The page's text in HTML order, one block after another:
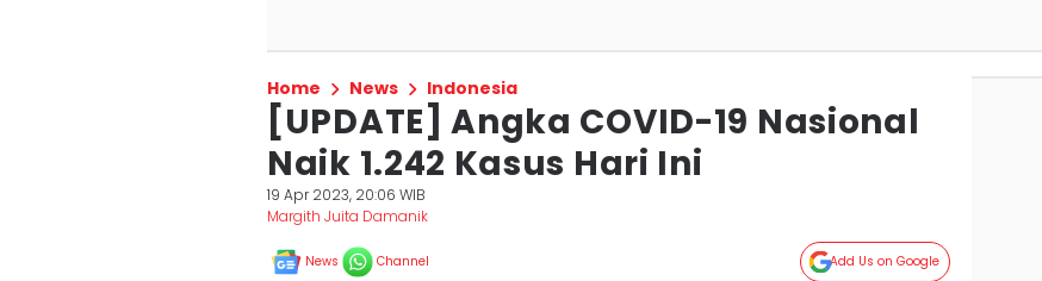
Home News Indonesia
[UPDATE] Angka COVID-19 Nasional
Naik 1.242 Kasus Hari Ini
19 Apr 2023, 20:06 WIB
Margith Juita Damanik
News Channel Add Us on Google